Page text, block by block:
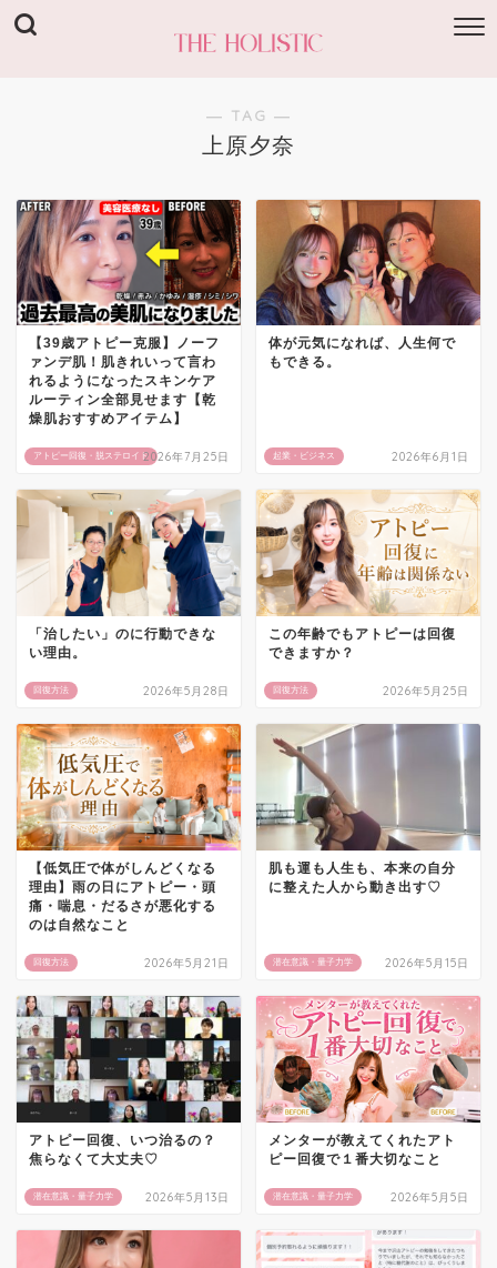
― TAG ―
上原夕奈
アトピー回復・脱ステロイド
【39歳アトピー克服】ノーフ
ァンデ肌！肌きれいって言わ
れるようになったスキンケア
ルーティン全部見せます【乾
燥肌おすすめアイテム】
2026年7月25日 起業・ビジネス
体が元気になれば、人生何で
もできる。
2026年6月1日
回復方法
「治したい」のに行動できな
い理由。
2026年5月28日 回復方法
この年齢でもアトピーは回復
できますか？
2026年5月25日
回復方法
【低気圧で体がしんどくなる
理由】雨の日にアトピー・頭
痛・喘息・だるさが悪化する
のは自然なこと
2026年5月21日 潜在意識・量子力学
肌も運も人生も、本来の自分
に整えた人から動き出す♡
2026年5月15日
潜在意識・量子力学
アトピー回復、いつ治るの？
焦らなくて大丈夫♡
2026年5月13日 潜在意識・量子力学
メンターが教えてくれたアト
ピー回復で１番大切なこと
2026年5月5日